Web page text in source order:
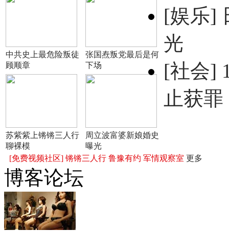
中共史上最危险叛徒
顾顺章
张国焘叛党最后是何
下场
苏紫紫上锵锵三人行
聊裸模
周立波富婆新娘婚史
曝光
[娱乐]
光
[社会]
止获罪
[免费视频社区] 锵锵三人行 鲁豫有约 军情观察室 更多
博客论坛